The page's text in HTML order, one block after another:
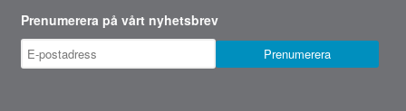
Prenumerera på vårt nyhetsbrev